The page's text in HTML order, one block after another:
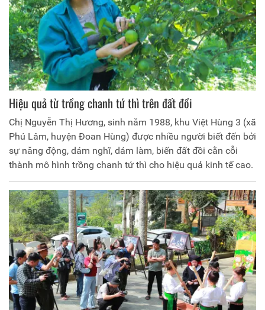
Hiệu quả từ trồng chanh tứ thì trên đất đồi
Chị Nguyễn Thị Hương, sinh năm 1988, khu Việt Hùng 3 (xã
Phú Lâm, huyện Đoan Hùng) được nhiều người biết đến bởi
sự năng động, dám nghĩ, dám làm, biến đất đồi cằn cỗi
thành mô hình trồng chanh tứ thì cho hiệu quả kinh tế cao.